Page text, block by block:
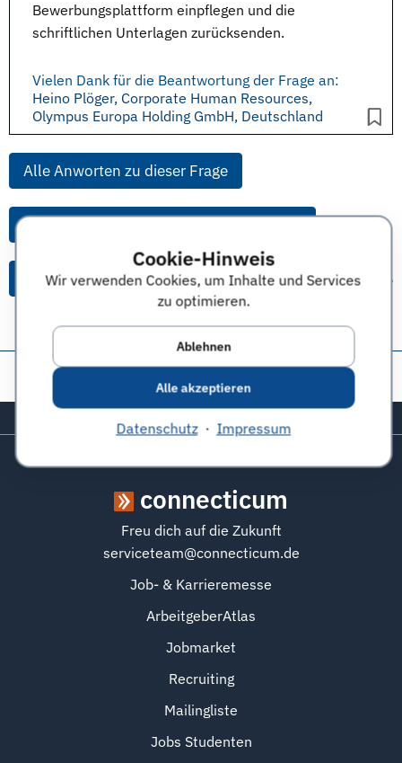
Cookie-Hinweis
Wir verwenden Cookies, um Inhalte und Services
zu optimieren.
Ablehnen
Alle akzeptieren
Datenschutz· Impressum
Bewerbungsplattform einpflegen und die
schriftlichen Unterlagen zurücksenden.
Vielen Dank für die Beantwortung der Frage an:
Heino Plöger, Corporate Human Resources,
Olympus Europa Holding GmbH, Deutschland
Alle Anworten zu dieser Frage
Alle Anworten von diesem Unternehmen
Alle Themen & Expertentipps
Diese Seite teilen:
Zurück zum Seitenanfang
connecticum
Freu dich auf die Zukunft
serviceteam@connecticum.de
Job- & Karrieremesse
ArbeitgeberAtlas
Jobmarket
Recruiting
Mailingliste
Jobs Studenten